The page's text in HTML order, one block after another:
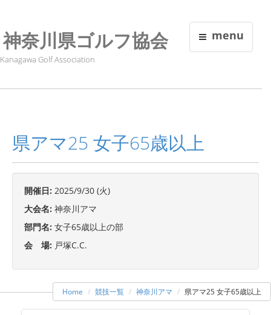
menu
神奈川県ゴルフ協会
Kanagawa Golf Association
県アマ25 女子65歳以上
開催日: 2025/9/30 (火)
大会名: 神奈川アマ
部門名: 女子65歳以上の部
会 場: 戸塚C.C.
Home 競技一覧 神奈川アマ 県アマ25 女子65歳以上